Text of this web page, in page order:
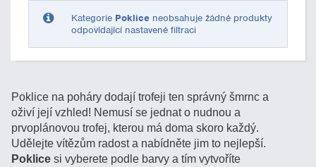
Kategorie Poklice neobsahuje žádné produkty
odpovídající nastavené filtraci
Poklice na poháry dodají trofeji ten správný šmrnc a
oživí její vzhled! Nemusí se jednat o nudnou a
prvoplánovou trofej, kterou má doma skoro každý.
Udělejte vítězům radost a nabídněte jim to nejlepší.
Poklice si vyberete podle barvy a tím vytvoříte